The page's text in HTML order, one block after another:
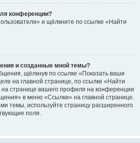
конференции?
и щёлкните по ссылке «Найти
и созданные мной темы?
щёлкнув по ссылке «Показать ваши
на главной странице, по ссылке «Найти
странице вашего профиля на конференции
в меню «Ссылки» на главной странице.
темы, используйте страницу расширенного
поля.